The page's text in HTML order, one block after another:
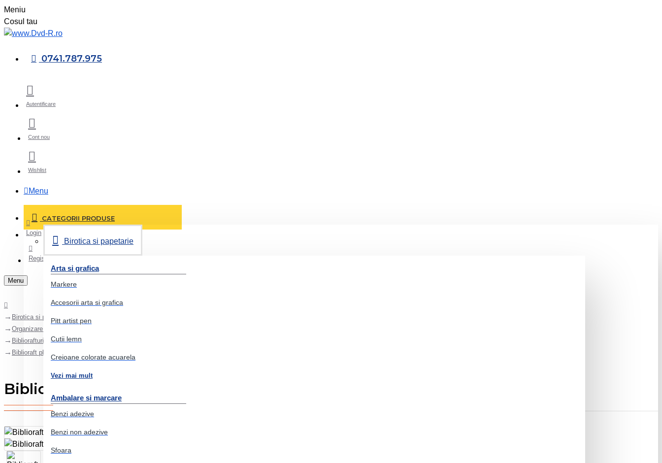
Meniu
Cosul tau
0741.787.975
Autentificare
Cont nou
Wishlist
Menu
CATEGORII PRODUSE
Birotica si papetarie
Arta si grafica
Markere
Accesorii arta si grafica
Pitt artist pen
Cutii lemn
Creioane colorate acuarela
Vezi mai mult
Ambalare si marcare
Benzi adezive
Benzi non adezive
Sfoara
Login
Register
Menu
Birotica si papetarie
Organizare si arhivare
Bibliorafturi
Biblioraft plastifiat int-ext 7.5cm violet nr1 power esselte
Biblioraft plastifiat int-ext 7.5cm violet nr1 power esselte